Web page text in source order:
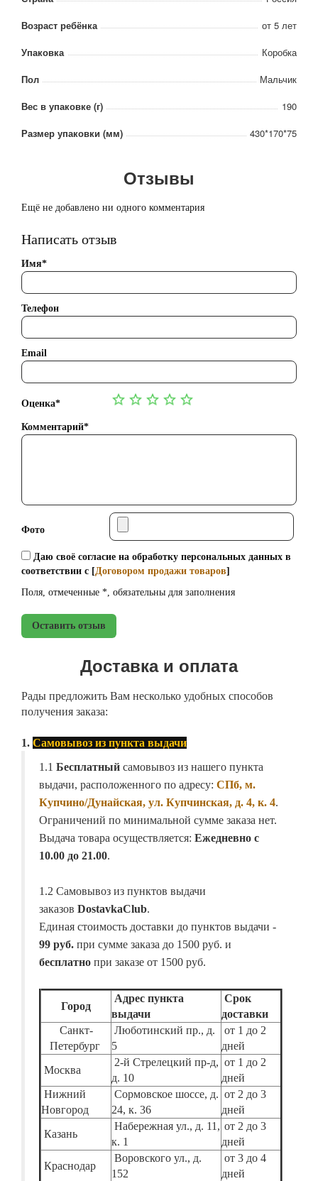
Возраст ребёнка
от 5 лет
Упаковка
Коробка
Пол
Мальчик
Вес в упаковке (г)
190
Размер упаковки (мм)
430*170*75
Отзывы
Ещё не добавлено ни одного комментария
Написать отзыв
Имя*
Телефон
Email
Оценка*
Комментарий*
Фото
Даю своё согласие на обработку персональных данных в
соответствии с [Договором продажи товаров]
Поля, отмеченные *, обязательны для заполнения
Оставить отзыв
Доставка и оплата
Рады предложить Вам несколько удобных способов
получения заказа:
1. Самовывоз из пункта выдачи
1.1 Бесплатный самовывоз из нашего пункта
выдачи, расположенного по адресу: СПб, м.
Купчино/Дунайская, ул. Купчинская, д. 4, к. 4.
Ограничений по минимальной сумме заказа нет.
Выдача товара осуществляется: Ежедневно с
10.00 до 21.00.
1.2 Самовывоз из пунктов выдачи
заказов DostavkaClub.
Единая стоимость доставки до пунктов выдачи -
99 руб. при сумме заказа до 1500 руб. и
бесплатно при заказе от 1500 руб.
Город
Адрес пункта
выдачи
Срок
доставки
Санкт-
Петербург
Люботинский пр., д.
5
от 1 до 2
дней
Москва
2-й Стрелецкий пр-д,
д. 10
от 1 до 2
дней
Нижний
Новгород
Сормовское шоссе, д.
24, к. 36
от 2 до 3
дней
Казань
Набережная ул., д. 11,
к. 1
от 2 до 3
дней
Краснодар
Воровского ул., д.
152
от 3 до 4
дней